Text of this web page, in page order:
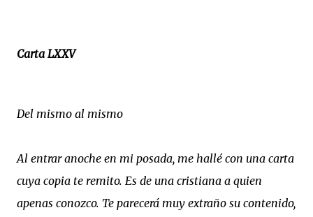
Carta LXXV
Del mismo al mismo
Al entrar anoche en mi posada, me hallé con una carta
cuya copia te remito. Es de una cristiana a quien
apenas conozco. Te parecerá muy extraño su contenido,